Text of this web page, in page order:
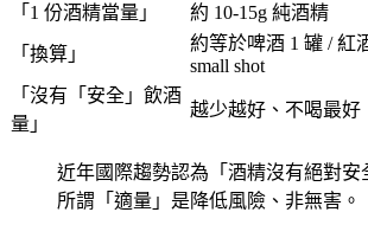
「 1 份酒精當量 」 約 10-15g 純酒精
「 換算 」
約等於啤酒 1 罐 / 紅
small shot
「 沒有「安全」飲酒
量 」
越少越好、不喝最好
近年國際趨勢認為「 酒精沒有絕對安
所謂「適量」是降低風險、非無害。